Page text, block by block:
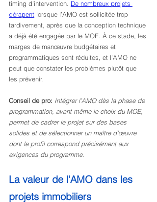
timing d’intervention. De nombreux projets
dérapent lorsque l’AMO est sollicitée trop
tardivement, après que la conception technique
a déjà été engagée par le MOE. À ce stade, les
marges de manœuvre budgétaires et
programmatiques sont réduites, et l’AMO ne
peut que constater les problèmes plutôt que
les prévenir.
Conseil de pro: Intégrer l’AMO dès la phase de
programmation, avant même le choix du MOE,
permet de cadrer le projet sur des bases
solides et de sélectionner un maître d’œuvre
dont le profil correspond précisément aux
exigences du programme.
La valeur de l’AMO dans les
projets immobiliers